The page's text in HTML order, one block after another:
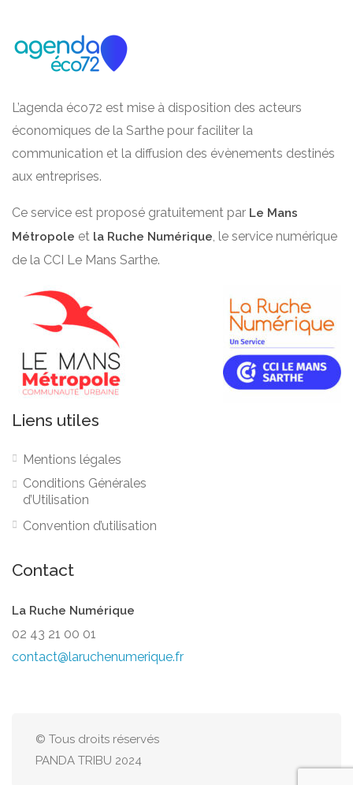
L’agenda éco72 est mise à disposition des acteurs
économiques de la Sarthe pour faciliter la
communication et la diffusion des évènements destinés
aux entreprises.
Ce service est proposé gratuitement par Le Mans
Métropole et la Ruche Numérique, le service numérique
de la CCI Le Mans Sarthe.
Liens utiles
Mentions légales
Conditions Générales
d’Utilisation
Convention d’utilisation
Contact
La Ruche Numérique
02 43 21 00 01
contact@laruchenumerique.fr
© Tous droits réservés
PANDA TRIBU 2024